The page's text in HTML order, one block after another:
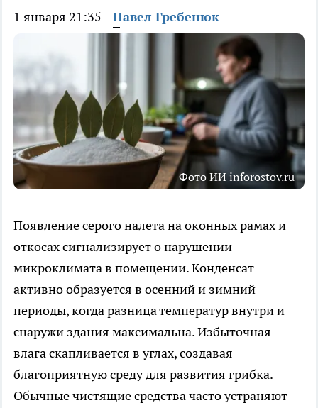
1 января 21:35 Павел Гребенюк
Фото ИИ inforostov.ru
Появление серого налета на оконных рамах и
откосах сигнализирует о нарушении
микроклимата в помещении. Конденсат
активно образуется в осенний и зимний
периоды, когда разница температур внутри и
снаружи здания максимальна. Избыточная
влага скапливается в углах, создавая
благоприятную среду для развития грибка.
Обычные чистящие средства часто устраняют